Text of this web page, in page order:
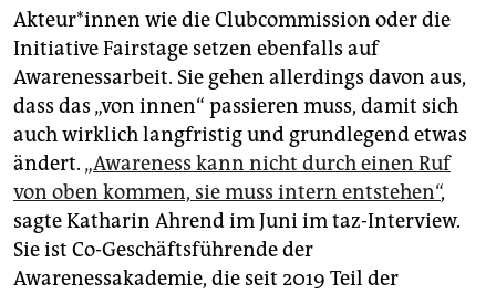
Ak­teu­r*in­nen wie die Clubcommission oder die
Initiative Fairstage setzen ebenfalls auf
Awarenessarbeit. Sie gehen allerdings davon aus,
dass das „von innen“ passieren muss, damit sich
auch wirklich langfristig und grundlegend etwas
ändert. „Awareness kann nicht durch einen Ruf
von oben kommen, sie muss intern entstehen“,
sagte Katharin Ahrend im Juni im taz-Interview.
Sie ist Co-Geschäftsführende der
Awarenessakademie, die seit 2019 Teil der